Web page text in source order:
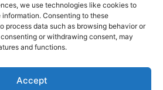
we use technologies like cookies to
Consenting to these
process data such as browsing behavior or
or withdrawing consent, may
and functions.
Accept
ha condannato